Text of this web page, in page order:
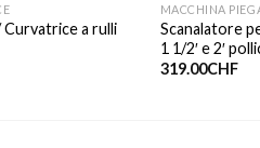
a rulli
MACCHINA
Scanalatore
1 1/2′ e 2′
319.00CHF